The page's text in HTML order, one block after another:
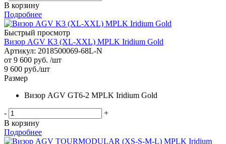
В корзину
Подробнее
Быстрый просмотр
Визор AGV K3 (XL-XXL) MPLK Iridium Gold
Артикул: 2018500069-68L-N
от 9 600 руб. /шт
9 600 руб./шт
Размер
Визор AGV GT6-2 MPLK Iridium Gold
-
+
В корзину
Подробнее